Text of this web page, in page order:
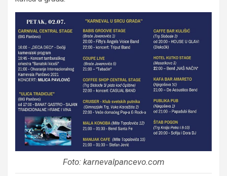
Foto: karnevalpancevo.com